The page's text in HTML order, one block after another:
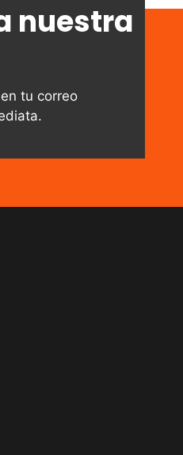
nuestra
tu correo